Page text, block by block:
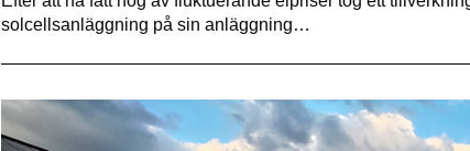
solcellsanläggning på sin anläggning…